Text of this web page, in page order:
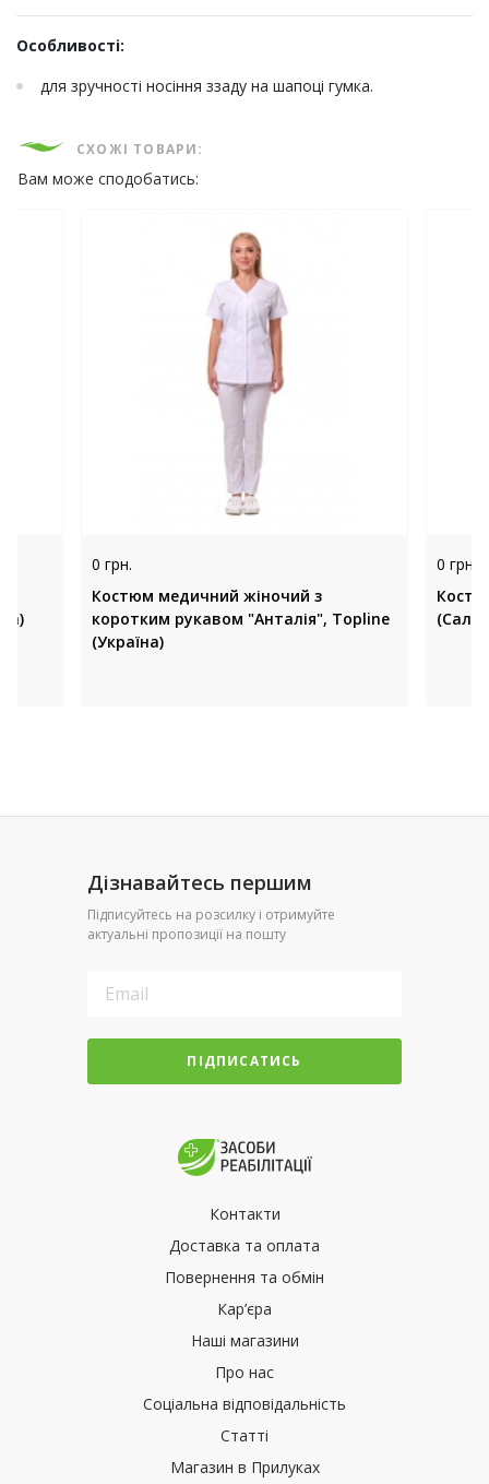
Особливості:
для зручності носіння ззаду на шапоці гумка.
СХОЖІ ТОВАРИ:
Вам може сподобатись:
0 грн.
Костюм медичний жіночий з
коротким рукавом "Анталія", Topline
(Україна)
0 грн.
Дізнавайтесь першим
Підписуйтесь на розсилку і отримуйте
актуальні пропозиції на пошту
ПІДПИСАТИСЬ
Контакти
Доставка та оплата
Повернення та обмін
Кар’єра
Наші магазини
Про нас
Соціальна відповідальність
Статті
Магазин в Прилуках